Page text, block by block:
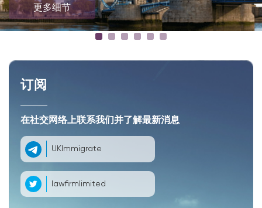
更多细节
订阅
在社交网络上联系我们并了解最新消息
UKImmigrate
lawfirmlimited